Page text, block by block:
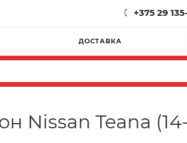
+375 29
ДОСТАВКА
Nissan Teana